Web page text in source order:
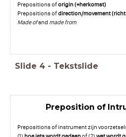
Prepositions oforigin (=herkomst)
Prepositions ofdirection/movement
Made ofand made from
Slide 4 - Tekstslide
Preposition of
Prepositions of instrument zijn